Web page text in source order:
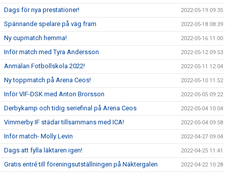
Dags för nya prestationer! 2022-05-19 09:35
Spännande spelare på väg fram 2022-05-18 08:39
Ny cupmatch hemma! 2022-05-16 11:00
Inför match med Tyra Andersson 2022-05-12 09:53
Anmälan Fotbollskola 2022! 2022-05-11 12:04
Ny toppmatch på Arena Ceos! 2022-05-10 11:52
Inför VIF-DSK med Anton Brorsson 2022-05-05 09:22
Derbykamp och tidig seriefinal på Arena Ceos 2022-05-04 10:04
Vimmerby IF städar tillsammans med ICA! 2022-05-04 09:58
Inför match- Molly Levin 2022-04-27 09:04
Dags att fylla läktaren igen! 2022-04-25 11:41
Gratis entré till föreningsutställningen på Näktergalen 2022-04-22 10:28